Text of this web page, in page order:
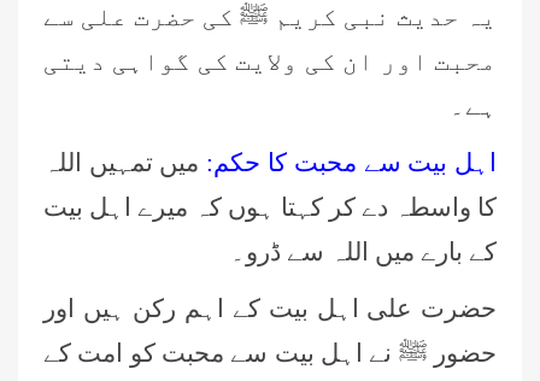
یہ حدیث نبی کریم ﷺ کی حضرت علی سے
محبت اور ان کی ولایت کی گواہی دیتی
ہے۔
اہل بیت سے محبت کا حکم: میں تمہیں اللہ
کا واسطہ دے کر کہتا ہوں کہ میرے اہل بیت
کے بارے میں اللہ سے ڈرو۔
حضرت علی اہل بیت کے اہم رکن ہیں اور
حضور ﷺ نے اہل بیت سے محبت کو امت کے